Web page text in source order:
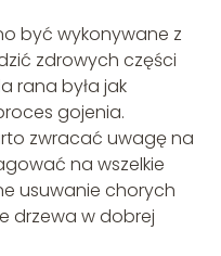
być wykonywane z
zdrowych części
rana była jak
gojenia.
zwracać uwagę na
na wszelkie
usuwanie chorych
drzewa w dobrej